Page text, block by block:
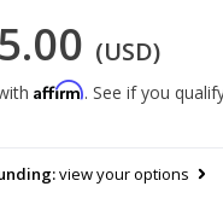
(USD)
Affirm. See if you
view your options